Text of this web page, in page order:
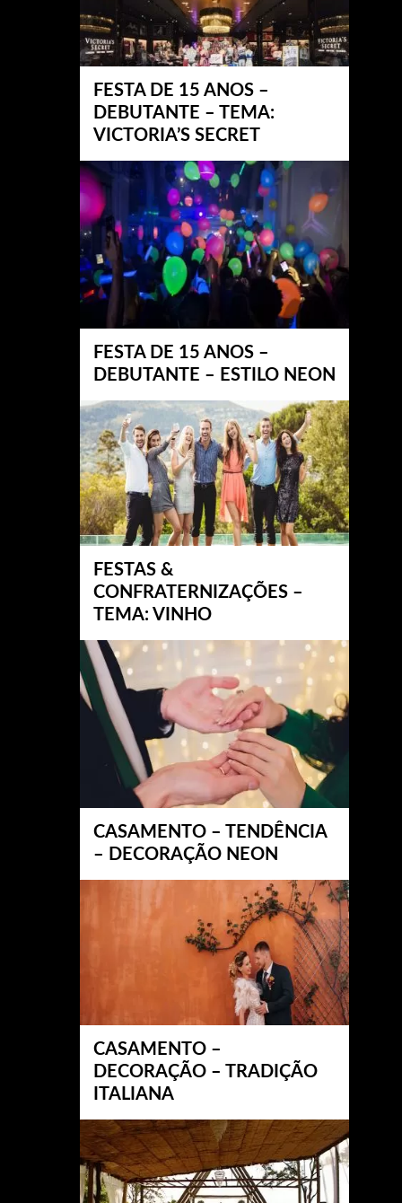
FESTA DE 15 ANOS –
DEBUTANTE – TEMA:
VICTORIA’S SECRET
FESTA DE 15 ANOS –
DEBUTANTE – ESTILO NEON
FESTAS &
CONFRATERNIZAÇÕES –
TEMA: VINHO
CASAMENTO – TENDÊNCIA
– DECORAÇÃO NEON
CASAMENTO –
DECORAÇÃO – TRADIÇÃO
ITALIANA